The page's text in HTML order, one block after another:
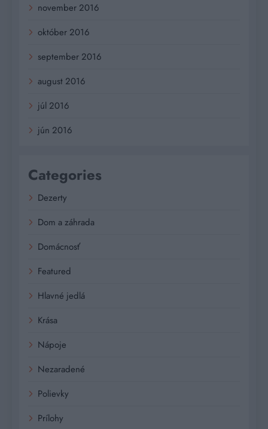
november 2016
október 2016
september 2016
august 2016
júl 2016
jún 2016
Categories
Dezerty
Dom a záhrada
Domácnosť
Featured
Hlavné jedlá
Krása
Nápoje
Nezaradené
Polievky
Prílohy